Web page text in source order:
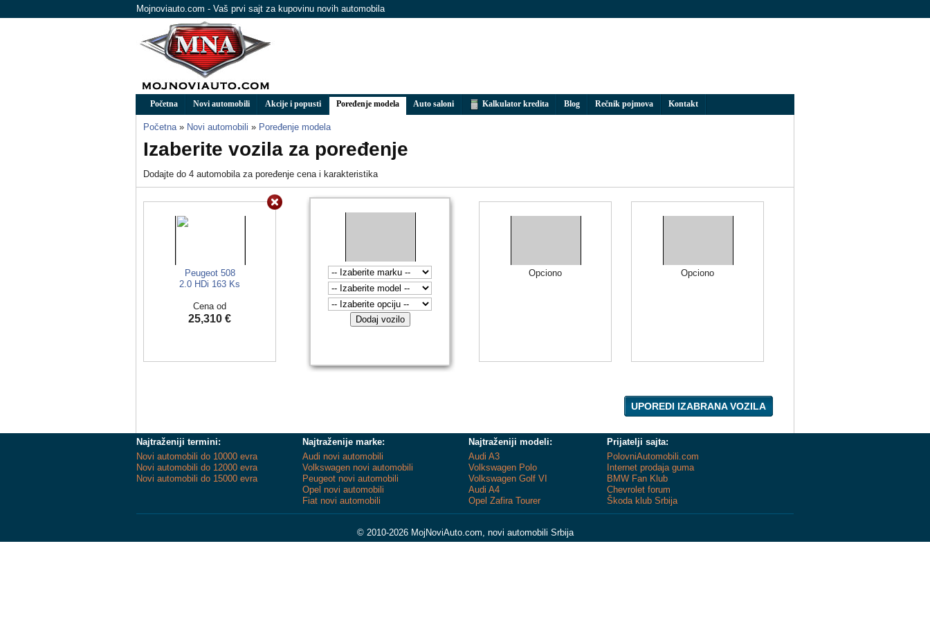
Mojnoviauto.com - Vaš prvi sajt za kupovinu novih automobila
Početna Novi automobili Akcije i popusti Poređenje modela Auto saloni Kalkulator kredita Blog Rečnik pojmova Kontakt
Početna » Novi automobili » Poređenje modela
Izaberite vozila za poređenje
Dodajte do 4 automobila za poređenje cena i karakteristika
Peugeot 508
2.0 HDi 163 Ks
Cena od
25,310 € Dodaj vozilo
Opciono Opciono
UPOREDI IZABRANA VOZILA
Najtraženiji termini:
Novi automobili do 10000 evra
Novi automobili do 12000 evra
Novi automobili do 15000 evra
Najtraženije marke:
Audi novi automobili
Volkswagen novi automobili
Peugeot novi automobili
Opel novi automobili
Fiat novi automobili
Najtraženiji modeli:
Audi A3
Volkswagen Polo
Volkswagen Golf VI
Audi A4
Opel Zafira Tourer
Prijatelji sajta:
PolovniAutomobili.com
Internet prodaja guma
BMW Fan Klub
Chevrolet forum
Škoda klub Srbija
© 2010-2026 MojNoviAuto.com, novi automobili Srbija